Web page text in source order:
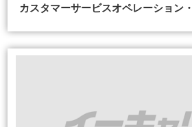
カスタマーサービスオペレーション